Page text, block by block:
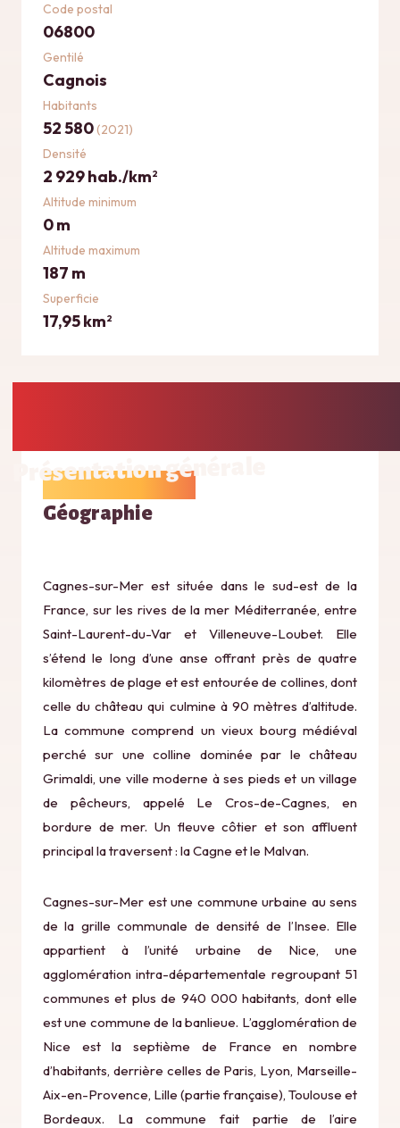
Code postal
06800
Gentilé
Cagnois
Habitants
52 580(2021)
Densité
2 929 hab./km2
Altitude minimum
0 m
Altitude maximum
187 m
Superficie
17,95 km2
Présentation générale
Géographie
Cagnes-sur-Mer est située dans le sud-est de la
France, sur les rives de la mer Méditerranée, entre
Saint-Laurent-du-Var et Villeneuve-Loubet. Elle
s’étend le long d’une anse offrant près de quatre
kilomètres de plage et est entourée de collines, dont
celle du château qui culmine à 90 mètres d’altitude.
La commune comprend un vieux bourg médiéval
perché sur une colline dominée par le château
Grimaldi, une ville moderne à ses pieds et un village
de pêcheurs, appelé Le Cros-de-Cagnes, en
bordure de mer. Un fleuve côtier et son affluent
principal la traversent : la Cagne et le Malvan.
Cagnes-sur-Mer est une commune urbaine au sens
de la grille communale de densité de l’Insee. Elle
appartient à l’unité urbaine de Nice, une
agglomération intra-départementale regroupant 51
communes et plus de 940 000 habitants, dont elle
est une commune de la banlieue. L’agglomération de
Nice est la septième de France en nombre
d’habitants, derrière celles de Paris, Lyon, Marseille-
Aix-en-Provence, Lille (partie française), Toulouse et
Bordeaux. La commune fait partie de l’aire